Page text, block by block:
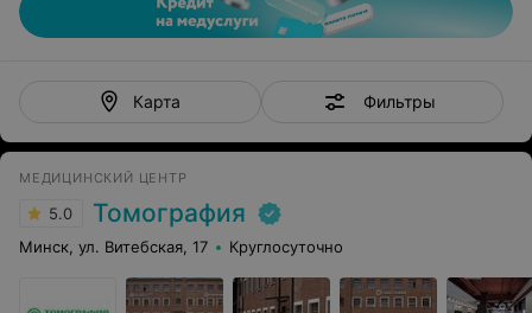
Карта Фильтры
МЕДИЦИНСКИЙ ЦЕНТР
5.0 Томография
Минск, ул. Витебская, 17 Круглосуточно